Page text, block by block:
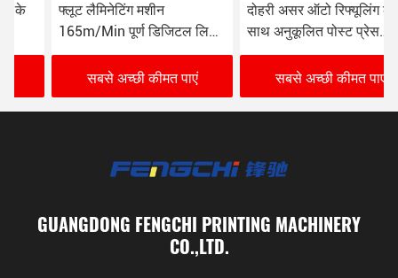
फ्लूट लैमिनेटिंग मशीन
165m/Min पूर्ण डिजिटल लिथो
फ्लूट लैमिनेटर
सबसे अच्छी कीमत पाएं
दोहरी असर ऑटो रिफ्यूलिंग के
साथ अनुकूलित पोस्ट प्रेस
लेमिनेटिंग मशीन
सबसे अच्छी कीमत पाएं
GUANGDONG FENGCHI PRINTING MACHINERY
CO.,LTD.